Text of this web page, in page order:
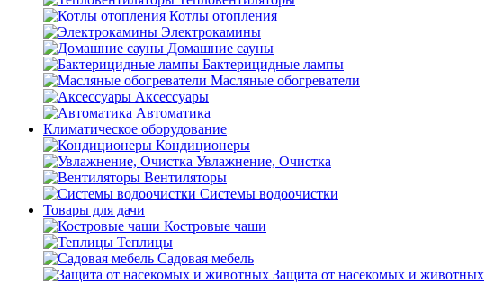
Котлы отопления
Электрокамины
Домашние сауны
Бактерицидные лампы
Масляные обогреватели
Аксессуары
Автоматика
Климатическое оборудование
Кондиционеры
Увлажнение, Очистка
Вентиляторы
Системы водоочистки
Товары для дачи
Костровые чаши
Теплицы
Садовая мебель
Защита от насекомых и животных